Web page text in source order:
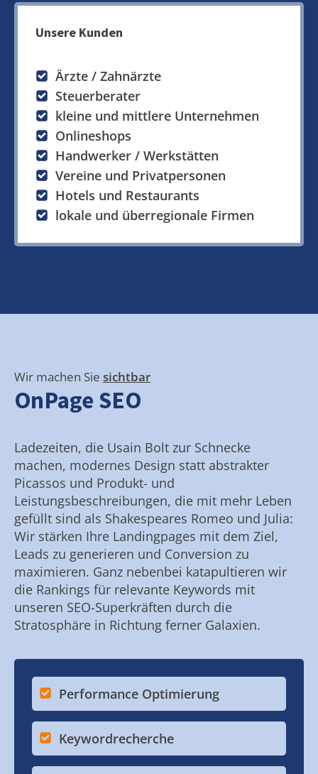
Unsere Kunden
Ärzte / Zahnärzte
Steuerberater
kleine und mittlere Unternehmen
Onlineshops
Handwerker / Werkstätten
Vereine und Privatpersonen
Hotels und Restaurants
lokale und überregionale Firmen
Wir machen Sie sichtbar
OnPage SEO
Ladezeiten, die Usain Bolt zur Schnecke
machen, modernes Design statt abstrakter
Picassos und Produkt- und
Leistungsbeschreibungen, die mit mehr Leben
gefüllt sind als Shakespeares Romeo und Julia:
Wir stärken Ihre Landingpages mit dem Ziel,
Leads zu generieren und Conversion zu
maximieren. Ganz nebenbei katapultieren wir
die Rankings für relevante Keywords mit
unseren SEO-Superkräften durch die
Stratosphäre in Richtung ferner Galaxien.
Performance Optimierung
Keywordrecherche